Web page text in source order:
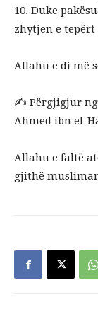
10. Duke
zhytjen e tepërt
Allahu e di më
✍️ Përgjigjur
Ahmed ibn el-
Allahu e faltë
gjithë